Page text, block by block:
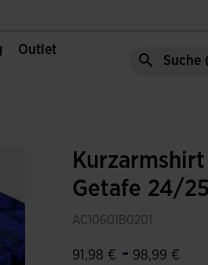
Outlet
Getafe 24/25
AC10601B0201
91,98 € - 98,99 €